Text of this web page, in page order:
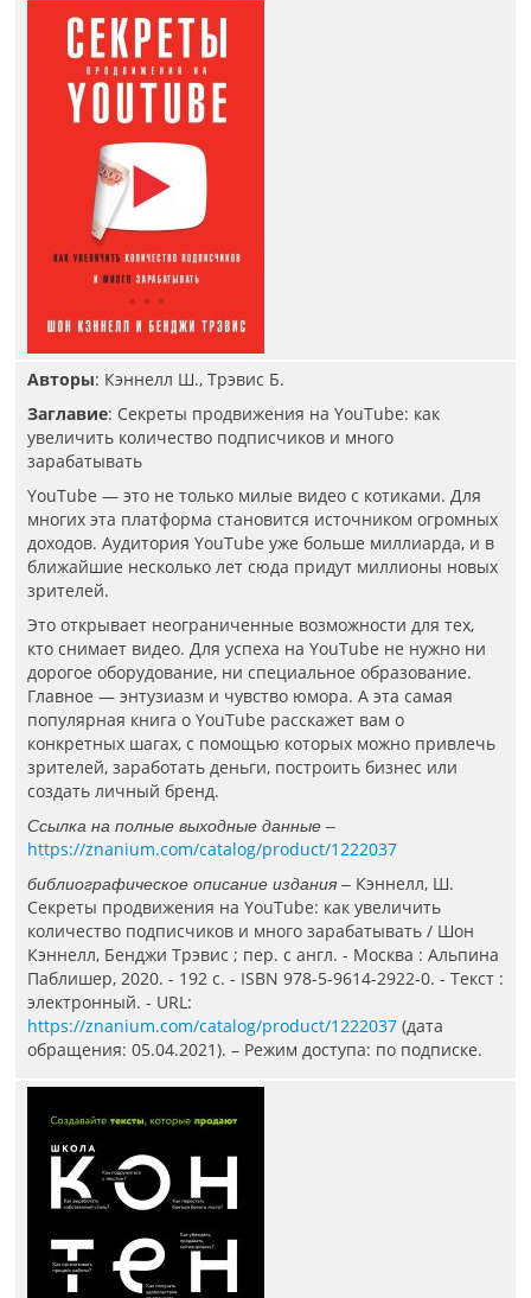
Авторы: Кэннелл Ш., Трэвис Б.
Заглавие: Секреты продвижения на YouTube: как
увеличить количество подписчиков и много
зарабатывать
YouTube — это не только милые видео с котиками. Для
многих эта платформа становится источником огромных
доходов. Аудитория YouTube уже больше миллиарда, и в
ближайшие несколько лет сюда придут миллионы новых
зрителей.
Это открывает неограниченные возможности для тех,
кто снимает видео. Для успеха на YouTube не нужно ни
дорогое оборудование, ни специальное образование.
Главное — энтузиазм и чувство юмора. А эта самая
популярная книга о YouTube расскажет вам о
конкретных шагах, с помощью которых можно привлечь
зрителей, заработать деньги, построить бизнес или
создать личный бренд.
Ссылка на полные выходные данные –
https://znanium.com/catalog/product/1222037
библиографическое описание издания – Кэннелл, Ш.
Секреты продвижения на YouTube: как увеличить
количество подписчиков и много зарабатывать / Шон
Кэннелл, Бенджи Трэвис ; пер. с англ. - Москва : Альпина
Паблишер, 2020. - 192 с. - ISBN 978-5-9614-2922-0. - Текст :
электронный. - URL:
https://znanium.com/catalog/product/1222037 (дата
обращения: 05.04.2021). – Режим доступа: по подписке.